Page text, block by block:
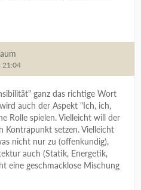
21:04
ganz das richtige Wort
auch der Aspekt "Ich, ich,
Rolle spielen. Vielleicht will der
Kontrapunkt setzen. Vielleicht
nicht nur zu (offenkundig),
auch (Statik, Energetik,
eine geschmacklose Mischung